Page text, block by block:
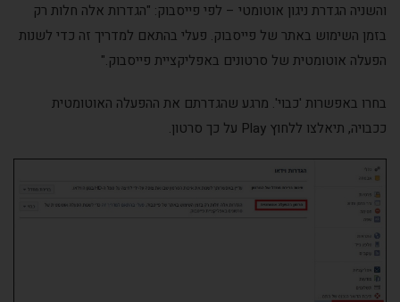
והשניה הגדרת ניגון אוטומטי – לפי פייסבוק: "הגדרות אלה חלות רק
בזמן השימוש באתר של פייסבוק. ‏פעלי בהתאם למדריך זה‏ כדי לשנות
הפעלה אוטומטית של סרטונים באפליקציית פייסבוק."
בחרו באפשרות 'כבוי'. מרגע שהגדרתם את ההפעלה האוטומטית
ככבויה, תיאלצו ללחוץ Play על כך סרטון.